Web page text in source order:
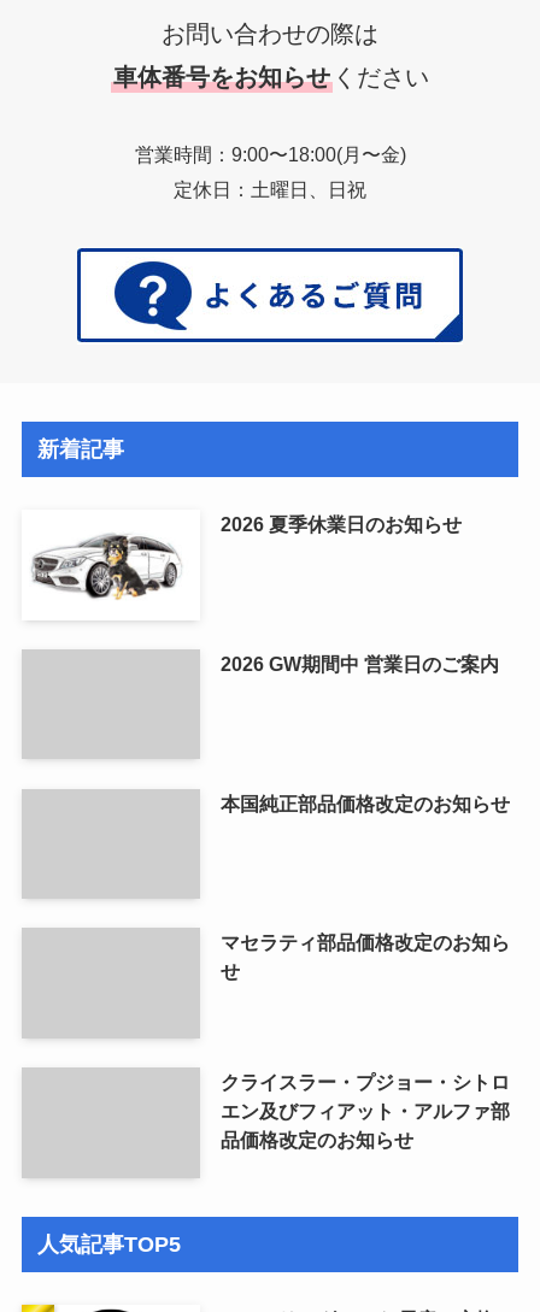
お問い合わせの際は
車体番号をお知らせ ください
営業時間：9:00〜18:00(月〜金)
定休日：土曜日、日祝
新着記事
2026 夏季休業日のお知らせ
2026 GW期間中 営業日のご案内
本国純正部品価格改定のお知らせ
マセラティ部品価格改定のお知ら
せ
クライスラー・プジョー・シトロ
エン及びフィアット・アルファ部
品価格改定のお知らせ
人気記事TOP5